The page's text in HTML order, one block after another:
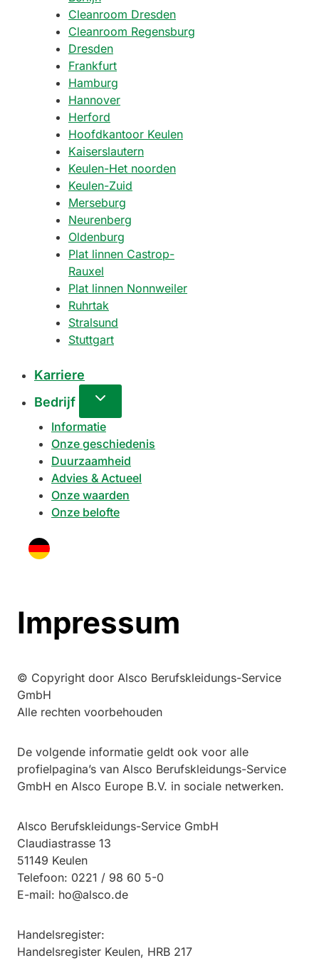
Cleanroom Dresden
Cleanroom Regensburg
Dresden
Frankfurt
Hamburg
Hannover
Herford
Hoofdkantoor Keulen
Kaiserslautern
Keulen-Het noorden
Keulen-Zuid
Merseburg
Neurenberg
Oldenburg
Plat linnen Castrop-
Rauxel
Plat linnen Nonnweiler
Ruhrtak
Stralsund
Stuttgart
Karriere
Bedrijf
Informatie
Onze geschiedenis
Duurzaamheid
Advies & Actueel
Onze waarden
Onze belofte
Impressum
© Copyright door Alsco Berufskleidungs-Service
GmbH
Alle rechten voorbehouden
De volgende informatie geldt ook voor alle
profielpagina’s van Alsco Berufskleidungs-Service
GmbH en Alsco Europe B.V. in sociale netwerken.
Alsco Berufskleidungs-Service GmbH
Claudiastrasse 13
51149 Keulen
Telefoon: 0221 / 98 60 5-0
E-mail: ho@alsco.de
Handelsregister:
Handelsregister Keulen, HRB 217